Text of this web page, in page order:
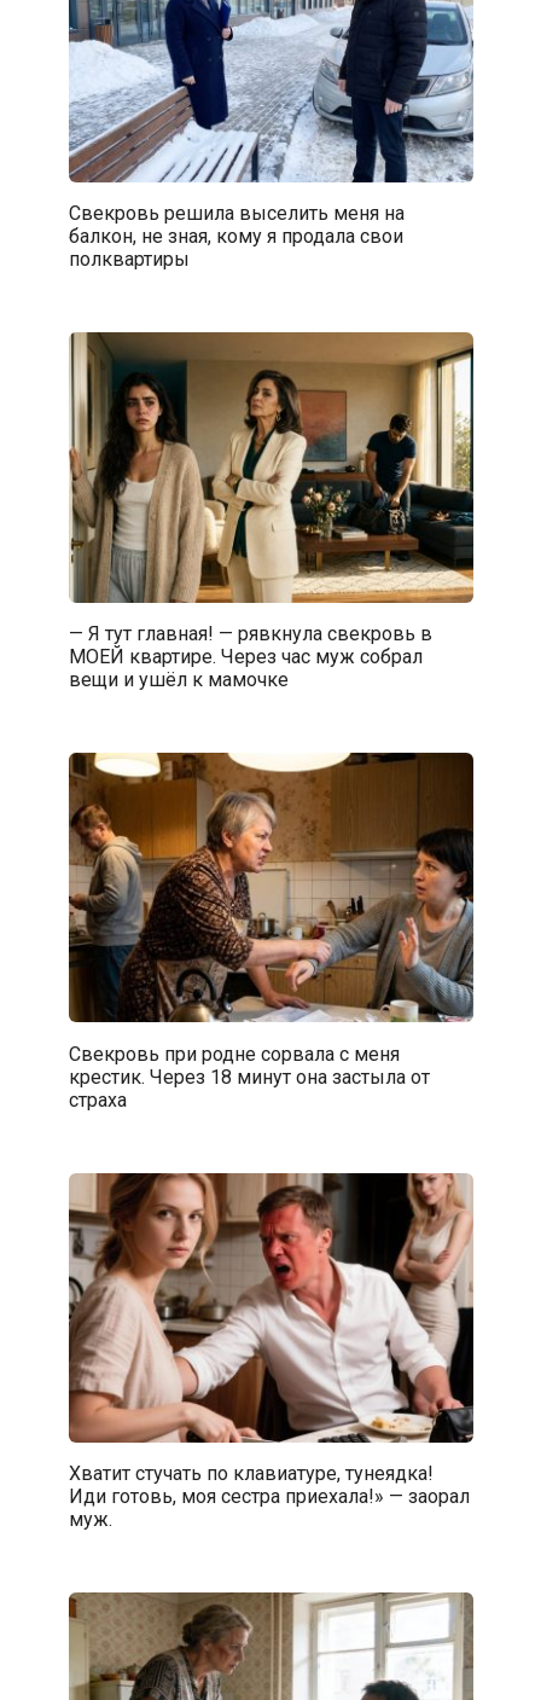
Свекровь решила выселить меня на
балкон, не зная, кому я продала свои
полквартиры
— Я тут главная! — рявкнула свекровь в
МОЕЙ квартире. Через час муж собрал
вещи и ушёл к мамочке
Свекровь при родне сорвала с меня
крестик. Через 18 минут она застыла от
страха
Хватит стучать по клавиатуре, тунеядка!
Иди готовь, моя сестра приехала!» — заорал
муж.